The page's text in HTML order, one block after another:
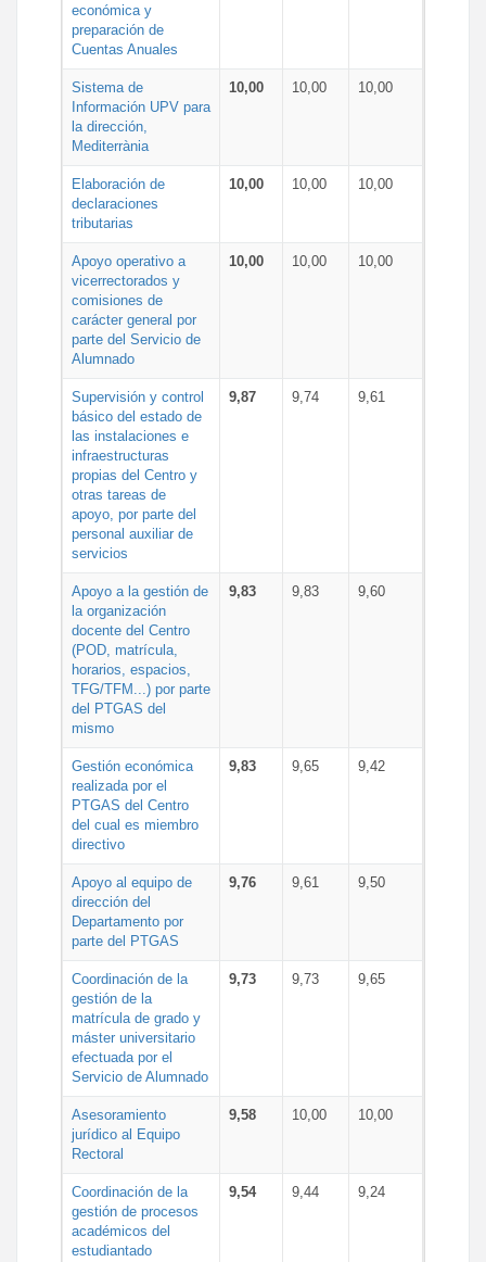
económica y
preparación de
Cuentas Anuales
Sistema de
Información UPV para
la dirección,
Mediterrània
10,00 10,00 10,00
Elaboración de
declaraciones
tributarias
10,00 10,00 10,00
Apoyo operativo a
vicerrectorados y
comisiones de
carácter general por
parte del Servicio de
Alumnado
10,00 10,00 10,00
Supervisión y control
básico del estado de
las instalaciones e
infraestructuras
propias del Centro y
otras tareas de
apoyo, por parte del
personal auxiliar de
servicios
9,87 9,74 9,61
Apoyo a la gestión de
la organización
docente del Centro
(POD, matrícula,
horarios, espacios,
TFG/TFM...) por parte
del PTGAS del
mismo
9,83 9,83 9,60
Gestión económica
realizada por el
PTGAS del Centro
del cual es miembro
directivo
9,83 9,65 9,42
Apoyo al equipo de
dirección del
Departamento por
parte del PTGAS
9,76 9,61 9,50
Coordinación de la
gestión de la
matrícula de grado y
máster universitario
efectuada por el
Servicio de Alumnado
9,73 9,73 9,65
Asesoramiento
jurídico al Equipo
Rectoral
9,58 10,00 10,00
Coordinación de la
gestión de procesos
académicos del
estudiantado
9,54 9,44 9,24